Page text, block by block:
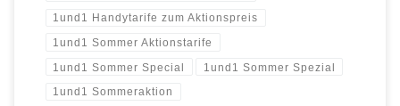
1und1 Handytarife zum Aktionspreis
1und1 Sommer Aktionstarife
1und1 Sommer Special 1und1 Sommer Spezial
1und1 Sommeraktion